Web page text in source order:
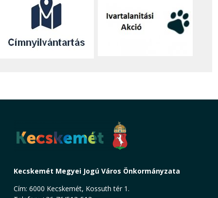
Kecskemét Megyei Jogú Város Önkormányzata
Cím: 6000 Kecskemét, Kossuth tér 1.